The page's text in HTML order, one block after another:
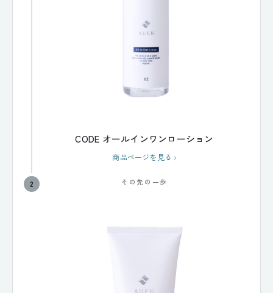
CODE オールインワンローション
商品ページを見る ›
2 その先の一歩